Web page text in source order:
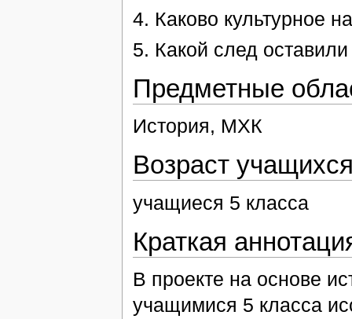
4. Каково культурное
5. Какой след
Предметные
История, МХК
Возраст
учащиеся 5 класса
Краткая
В проекте на основе
учащимися 5 класса